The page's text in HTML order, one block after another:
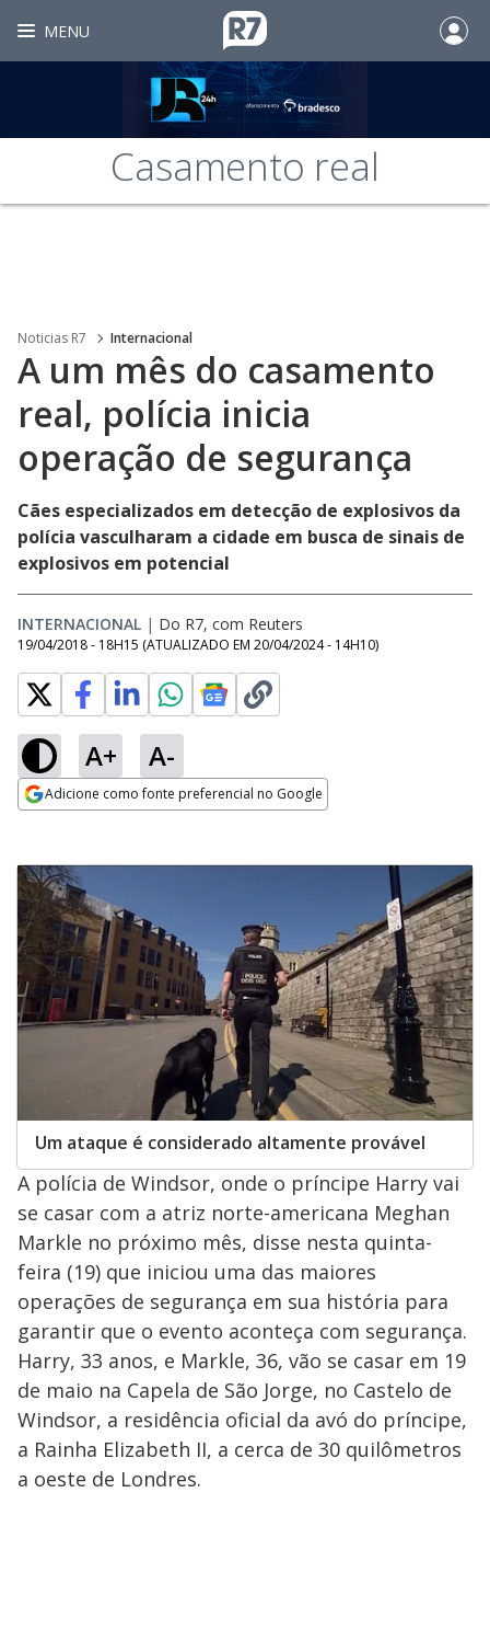
MENU
Casamento real
Noticias R7 Internacional
A um mês do casamento
real, polícia inicia
operação de segurança
Cães especializados em detecção de explosivos da
polícia vasculharam a cidade em busca de sinais de
explosivos em potencial
INTERNACIONAL | Do R7, com Reuters
19/04/2018 - 18H15 (ATUALIZADO EM 20/04/2024 - 14H10)
A+ A-
Adicione como fonte preferencial no Google
Um ataque é considerado altamente provável
A polícia de Windsor, onde o príncipe Harry vai
se casar com a atriz norte-americana Meghan
Markle no próximo mês, disse nesta quinta-
feira (19) que iniciou uma das maiores
operações de segurança em sua história para
garantir que o evento aconteça com segurança.
Harry, 33 anos, e Markle, 36, vão se casar em 19
de maio na Capela de São Jorge, no Castelo de
Windsor, a residência oficial da avó do príncipe,
a Rainha Elizabeth II, a cerca de 30 quilômetros
a oeste de Londres.